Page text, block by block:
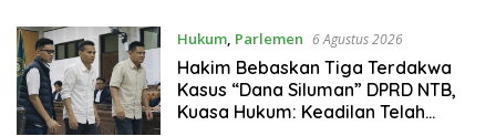
Hukum, Parlemen 6 Agustus 2026
Hakim Bebaskan Tiga Terdakwa
Kasus “Dana Siluman” DPRD NTB,
Kuasa Hukum: Keadilan Telah